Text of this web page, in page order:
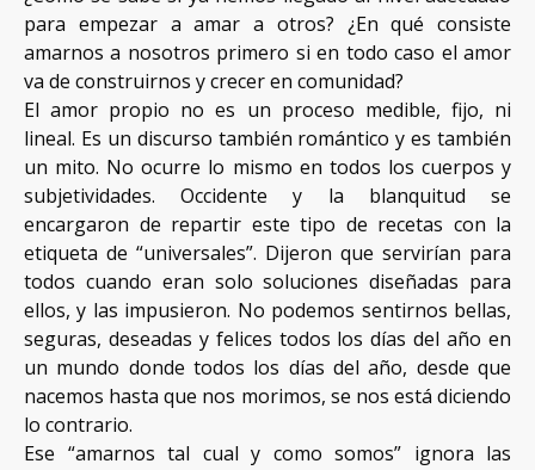
para empezar a amar a otros? ¿En qué consiste
amarnos a nosotros primero si en todo caso el amor
va de construirnos y crecer en comunidad?
El amor propio no es un proceso medible, fijo, ni
lineal. Es un discurso también romántico y es también
un mito. No ocurre lo mismo en todos los cuerpos y
subjetividades. Occidente y la blanquitud se
encargaron de repartir este tipo de recetas con la
etiqueta de “universales”. Dijeron que servirían para
todos cuando eran solo soluciones diseñadas para
ellos, y las impusieron. No podemos sentirnos bellas,
seguras, deseadas y felices todos los días del año en
un mundo donde todos los días del año, desde que
nacemos hasta que nos morimos, se nos está diciendo
lo contrario.
Ese “amarnos tal cual y como somos” ignora las